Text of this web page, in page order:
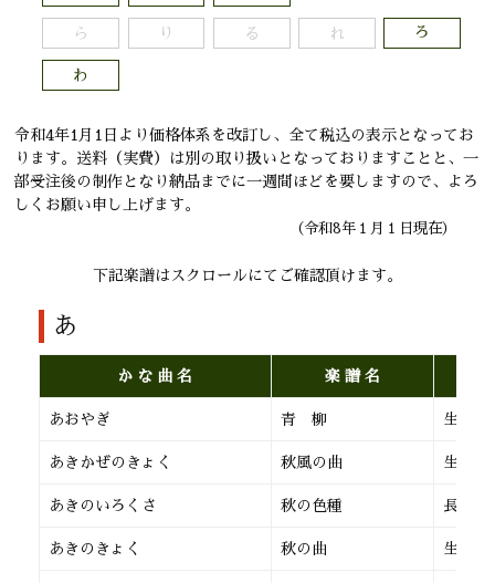
ら り る れ ろ
わ
令和4年1月1日より価格体系を改訂し、全て税込の表示となってお
ります。送料（実費）は別の取り扱いとなっておりますことと、一
部受注後の制作となり納品までに一週間ほどを要しますので、よろ
しくお願い申し上げます。
（令和8年１月１日現在）
下記楽譜はスクロールにてご確認頂けます。
あ
か な 曲 名 楽 譜 名
あおやぎ 青 柳 生田流
あきかぜのきょく 秋風の曲 生田流
あきのいろくさ 秋の色種 長 唄
あきのきょく 秋の曲 生田流